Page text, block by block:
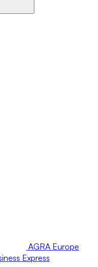
AGRA Europe
Express